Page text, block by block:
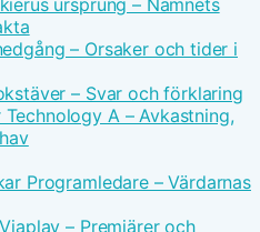
ursprung – Namnets
– Orsaker och tider i
– Svar och förklaring
A – Avkastning,
Programledare – Värdarnas
– Premiärer och